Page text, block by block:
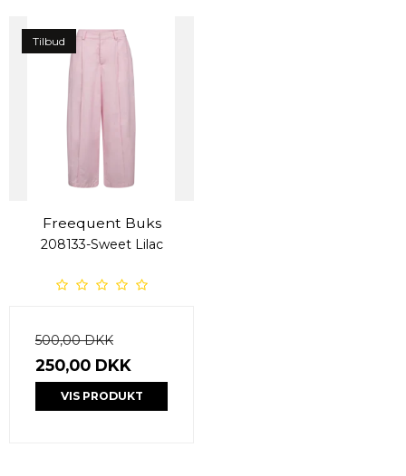
Tilbud
Freequent Buks
208133-Sweet Lilac
500,00 DKK
250,00 DKK
VIS PRODUKT